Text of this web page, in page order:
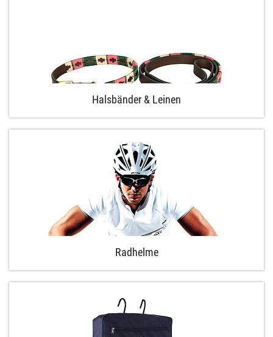
Halsbänder & Leinen
Radhelme